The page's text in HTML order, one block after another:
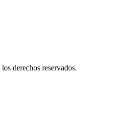
derechos reservados.